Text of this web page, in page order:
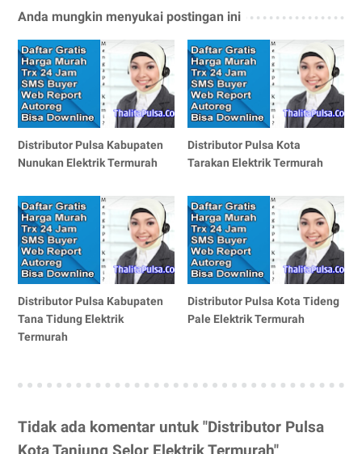
Anda mungkin menyukai postingan ini
Distributor Pulsa Kabupaten
Nunukan Elektrik Termurah
Distributor Pulsa Kota
Tarakan Elektrik Termurah
Distributor Pulsa Kabupaten
Tana Tidung Elektrik
Termurah
Distributor Pulsa Kota Tideng
Pale Elektrik Termurah
Tidak ada komentar untuk "Distributor Pulsa